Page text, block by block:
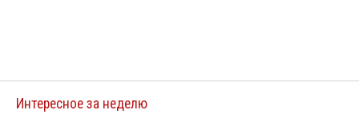
Интересное за неделю